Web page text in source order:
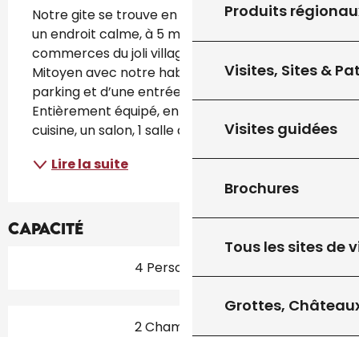
Produits
Visites, Sites &
Visites guidées
Brochures
Tous les sites de
Grottes,
Notre gite se trouve en pleine campagne dans
un endroit calme, à 5 minutes de tous les
commerces du joli village du Vigan en Quercy.
Mitoyen avec notre habitation il dispose d’un
parking et d’une entrée indépendante.
Entièrement équipé, en rez de chaussée d une
cuisine, un salon, 1 salle de bain...
Lire la suite
Capacité
4 Personne(s)
2 Chambre(s)